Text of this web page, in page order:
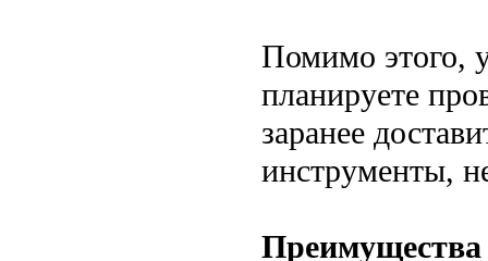
Помимо этого,
планируете
заранее
инструменты,
Преимущества